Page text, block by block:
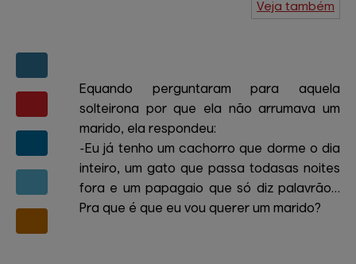
Veja também
Equando perguntaram para aquela
solteirona por que ela não arrumava um
marido, ela respondeu:
-Eu já tenho um cachorro que dorme o dia
inteiro, um gato que passa todasas noites
fora e um papagaio que só diz palavrão…
Pra que é que eu vou querer um marido?